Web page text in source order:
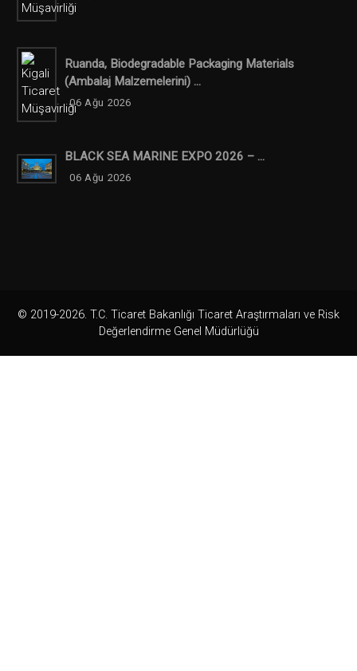
Ruanda, Biodegradable Packaging Materials
(ambalaj Malzemelerini) ...
06 Ağu 2026
BLACK SEA MARINE EXPO 2026 – ...
06 Ağu 2026
© 2019-2026. T.C. Ticaret Bakanlığı Ticaret Araştırmaları ve Risk
Değerlendirme Genel Müdürlüğü